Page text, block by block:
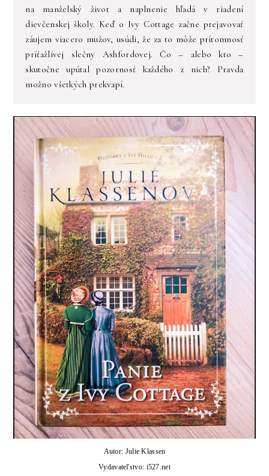
na manželský život a naplnenie hľadá v riadení
dievčenskej školy. Keď o Ivy Cottage začne prejavovať
záujem viacero mužov, usúdi, že za to môže prítomnosť
príťažlivej slečny Ashfordovej. Čo – alebo kto –
skutočne upútal pozornosť každého z nich? Pravda
možno všetkých prekvapí.
Autor: Julie Klassen
Vydavateľstvo: i527.net